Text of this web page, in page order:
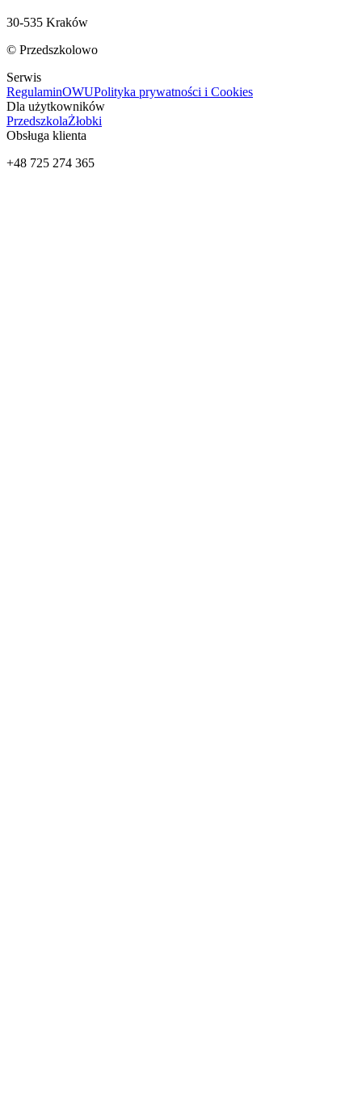
30-535 Kraków
© Przedszkolowo
Serwis
RegulaminOWUPolityka prywatności i Cookies
Dla użytkowników
PrzedszkolaŻłobki
Obsługa klienta
+48 725 274 365